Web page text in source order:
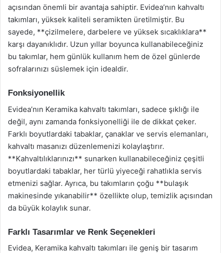
açısından önemli bir avantaja sahiptir. Evidea’nın kahvaltı
takımları, yüksek kaliteli seramikten üretilmiştir. Bu
sayede, **çizilmelere, darbelere ve yüksek sıcaklıklara**
karşı dayanıklıdır. Uzun yıllar boyunca kullanabileceğiniz
bu takımlar, hem günlük kullanım hem de özel günlerde
sofralarınızı süslemek için idealdir.
Fonksiyonellik
Evidea’nın Keramika kahvaltı takımları, sadece şıklığı ile
değil, aynı zamanda fonksiyonelliği ile de dikkat çeker.
Farklı boyutlardaki tabaklar, çanaklar ve servis elemanları,
kahvaltı masanızı düzenlemenizi kolaylaştırır.
**Kahvaltılıklarınızı** sunarken kullanabileceğiniz çeşitli
boyutlardaki tabaklar, her türlü yiyeceği rahatlıkla servis
etmenizi sağlar. Ayrıca, bu takımların çoğu **bulaşık
makinesinde yıkanabilir** özellikte olup, temizlik açısından
da büyük kolaylık sunar.
Farklı Tasarımlar ve Renk Seçenekleri
Evidea, Keramika kahvaltı takımları ile geniş bir tasarım